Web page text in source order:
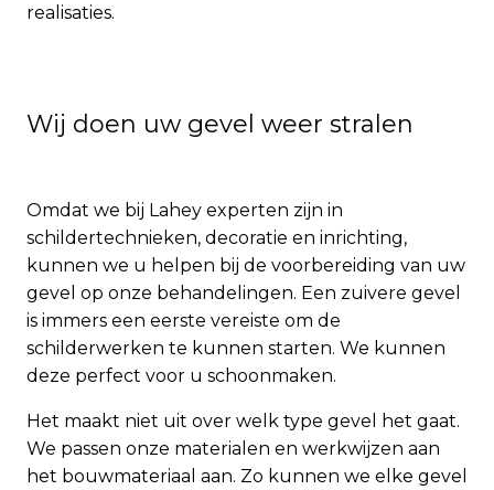
realisaties.
Wij doen uw gevel weer stralen
Omdat we bij Lahey experten zijn in
schildertechnieken, decoratie en inrichting,
kunnen we u helpen bij de voorbereiding van uw
gevel op onze behandelingen. Een zuivere gevel
is immers een eerste vereiste om de
schilderwerken te kunnen starten. We kunnen
deze perfect voor u schoonmaken.
Het maakt niet uit over welk type gevel het gaat.
We passen onze materialen en werkwijzen aan
het bouwmateriaal aan. Zo kunnen we elke gevel